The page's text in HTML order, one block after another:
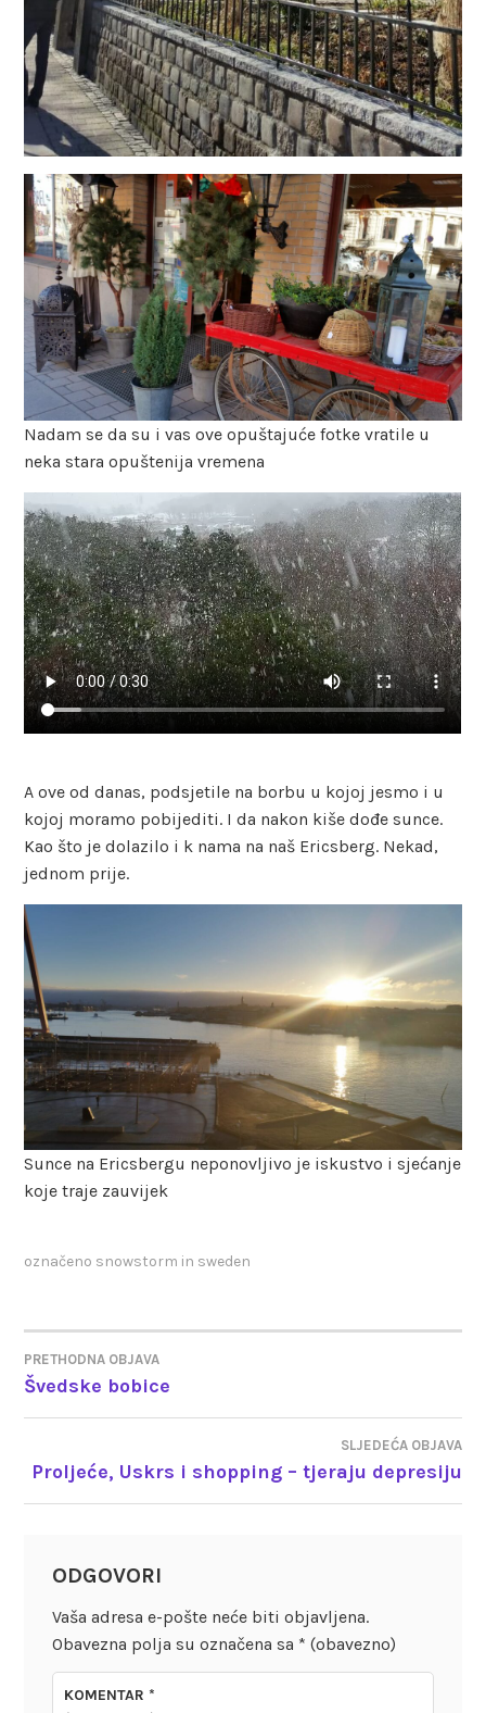
Nadam se da su i vas ove opuštajuće fotke vratile u
neka stara opuštenija vremena
A ove od danas, podsjetile na borbu u kojoj jesmo i u
kojoj moramo pobijediti. I da nakon kiše dođe sunce.
Kao što je dolazilo i k nama na naš Ericsberg. Nekad,
jednom prije.
Sunce na Ericsbergu neponovljivo je iskustvo i sjećanje
koje traje zauvijek
označeno snowstorm in sweden
NAVIGACIJA
OBJAVA
PRETHODNA OBJAVA
Švedske bobice
SLJEDEĆA OBJAVA
Proljeće, Uskrs i shopping – tjeraju depresiju
ODGOVORI
Vaša adresa e-pošte neće biti objavljena.
Obavezna polja su označena sa * (obavezno)
KOMENTAR*